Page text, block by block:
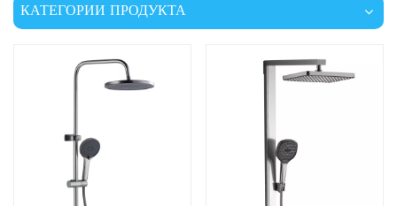
КАТЕГОРИИ ПРОДУКТА